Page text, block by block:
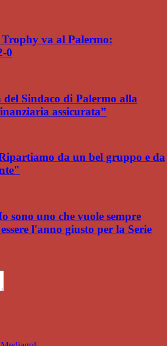
va al Palermo:
0
Sindaco di Palermo alla
assicurata”
da un bel gruppo e da
sono uno che vuole sempre
l'anno giusto per la Serie